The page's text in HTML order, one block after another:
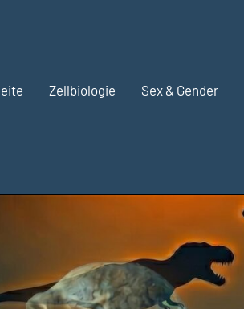
Zellbiologie Sex & Gender